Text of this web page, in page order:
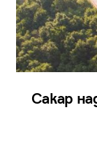
Сакар